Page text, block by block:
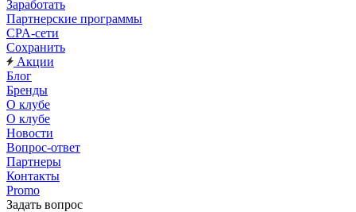
Заработать
Партнерские программы
CPA-сети
Сохранить
Акции
Блог
Бренды
О клубе
О клубе
Новости
Вопрос-ответ
Партнеры
Контакты
Promo
Задать вопрос